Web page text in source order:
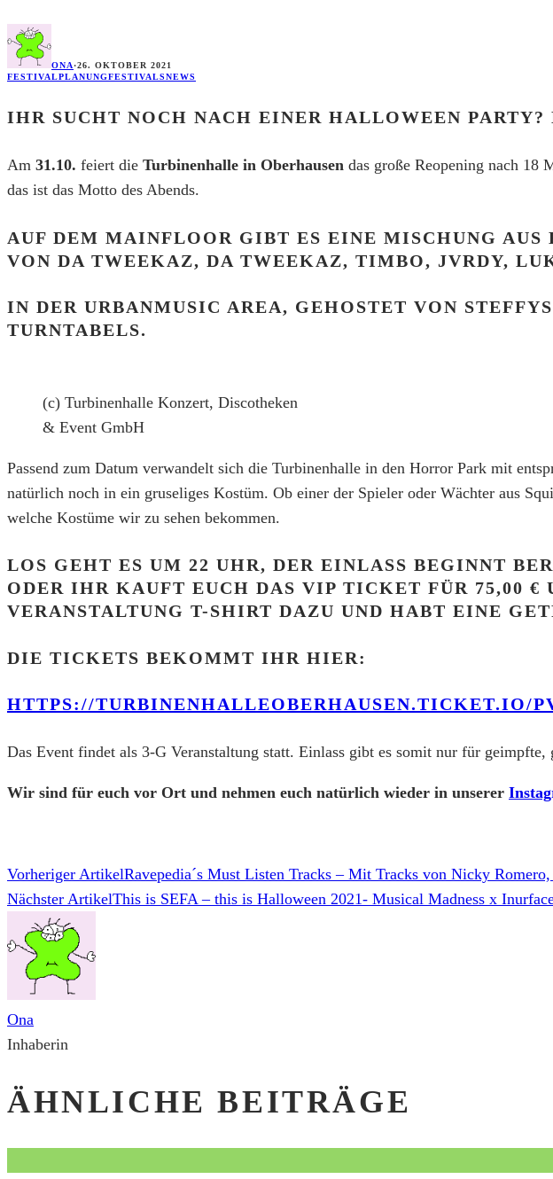
ONA·26. OKTOBER 2021
FESTIVALPLANUNGFESTIVALSNEWS
IHR SUCHT NOCH NACH EINER HALLOWEEN
Am 31.10. feiert die Turbinenhalle in Oberhausen das große Reopening nach 18
das ist das Motto des Abends.
AUF DEM MAINFLOOR GIBT ES EINE MISCHUNG AUS
VON DA TWEEKAZ, DA TWEEKAZ, TIMBO, JVRDY,
IN DER URBANMUSIC AREA, GEHOSTET VON
TURNTABELS.
(c) Turbinenhalle Konzert, Discotheken
& Event GmbH
Passend zum Datum verwandelt sich die Turbinenhalle in den Horror Park mit
natürlich noch in ein gruseliges Kostüm. Ob einer der Spieler oder Wächter aus
welche Kostüme wir zu sehen bekommen.
LOS GEHT ES UM 22 UHR, DER EINLASS BEGINNT
ODER IHR KAUFT EUCH DAS VIP TICKET FÜR 75,00 €
VERANSTALTUNG T-SHIRT DAZU UND HABT EINE
DIE TICKETS BEKOMMT IHR HIER:
HTTPS://TURBINENHALLEOBERHAUSEN.TICKET.IO/
Das Event findet als 3-G Veranstaltung statt. Einlass gibt es somit nur für geimpfte,
Wir sind für euch vor Ort und nehmen euch natürlich wieder in unserer
Vorheriger ArtikelRavepedia´s Must Listen Tracks – Mit Tracks von Nicky
Nächster ArtikelThis is SEFA – this is Halloween 2021- Musical Madness x
Ona
Inhaberin
ÄHNLICHE BEITRÄGE